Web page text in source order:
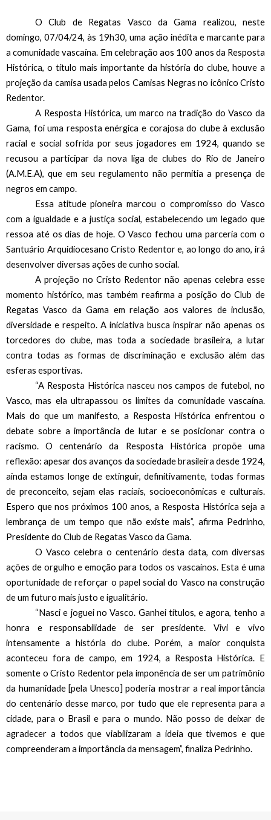
O Club de Regatas Vasco da Gama realizou, neste
domingo, 07/04/24, às 19h30, uma ação inédita e marcante para
a comunidade vascaína. Em celebração aos 100 anos da Resposta
Histórica, o título mais importante da história do clube, houve a
projeção da camisa usada pelos Camisas Negras no icônico Cristo
Redentor.
A Resposta Histórica, um marco na tradição do Vasco da
Gama, foi uma resposta enérgica e corajosa do clube à exclusão
racial e social sofrida por seus jogadores em 1924, quando se
recusou a participar da nova liga de clubes do Rio de Janeiro
(A.M.E.A), que em seu regulamento não permitia a presença de
negros em campo.
Essa atitude pioneira marcou o compromisso do Vasco
com a igualdade e a justiça social, estabelecendo um legado que
ressoa até os dias de hoje. O Vasco fechou uma parceria com o
Santuário Arquidiocesano Cristo Redentor e, ao longo do ano, irá
desenvolver diversas ações de cunho social.
A projeção no Cristo Redentor não apenas celebra esse
momento histórico, mas também reafirma a posição do Club de
Regatas Vasco da Gama em relação aos valores de inclusão,
diversidade e respeito. A iniciativa busca inspirar não apenas os
torcedores do clube, mas toda a sociedade brasileira, a lutar
contra todas as formas de discriminação e exclusão além das
esferas esportivas.
“A Resposta Histórica nasceu nos campos de futebol, no
Vasco, mas ela ultrapassou os limites da comunidade vascaína.
Mais do que um manifesto, a Resposta Histórica enfrentou o
debate sobre a importância de lutar e se posicionar contra o
racismo. O centenário da Resposta Histórica propõe uma
reflexão: apesar dos avanços da sociedade brasileira desde 1924,
ainda estamos longe de extinguir, definitivamente, todas formas
de preconceito, sejam elas raciais, socioeconômicas e culturais.
Espero que nos próximos 100 anos, a Resposta Histórica seja a
lembrança de um tempo que não existe mais”, afirma Pedrinho,
Presidente do Club de Regatas Vasco da Gama.
O Vasco celebra o centenário desta data, com diversas
ações de orgulho e emoção para todos os vascaínos. Esta é uma
oportunidade de reforçar o papel social do Vasco na construção
de um futuro mais justo e igualitário.
“Nasci e joguei no Vasco. Ganhei títulos, e agora, tenho a
honra e responsabilidade de ser presidente. Vivi e vivo
intensamente a história do clube. Porém, a maior conquista
aconteceu fora de campo, em 1924, a Resposta Histórica. E
somente o Cristo Redentor pela imponência de ser um patrimônio
da humanidade [pela Unesco] poderia mostrar a real importância
do centenário desse marco, por tudo que ele representa para a
cidade, para o Brasil e para o mundo. Não posso de deixar de
agradecer a todos que viabilizaram a ideia que tivemos e que
compreenderam a importância da mensagem”, finaliza Pedrinho.